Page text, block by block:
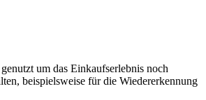
um das Einkaufserlebnis noch
beispielsweise für die Wiedererkennung